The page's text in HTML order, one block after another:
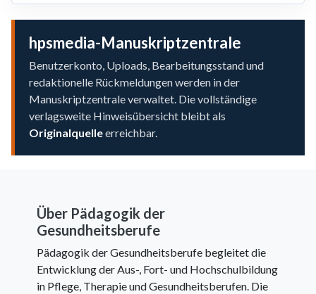
hpsmedia-Manuskriptzentrale
Benutzerkonto, Uploads, Bearbeitungsstand und
redaktionelle Rückmeldungen werden in der
Manuskriptzentrale verwaltet. Die vollständige
verlagsweite Hinweisübersicht bleibt als
Originalquelleerreichbar.
Über Pädagogik der
Gesundheitsberufe
Pädagogik der Gesundheitsberufe begleitet die
Entwicklung der Aus-, Fort- und Hochschulbildung
in Pflege, Therapie und Gesundheitsberufen. Die